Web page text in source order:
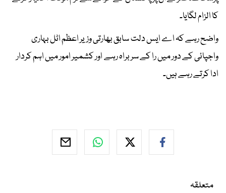
کا الزام لگایا۔
واضح رہے کہ اے ایس دلت سابق بھارتی وزیر اعظم اٹل بہاری
واجپائی کے دور میں را کے سربراہ رہے اور کشمیر امور میں اہم کردار
ادا کرتے رہے ہیں۔
متعلقہ